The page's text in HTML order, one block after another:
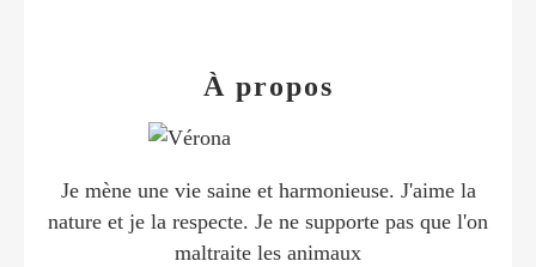
À propos
Je mène une vie saine et harmonieuse. J'aime la
nature et je la respecte. Je ne supporte pas que l'on
maltraite les animaux